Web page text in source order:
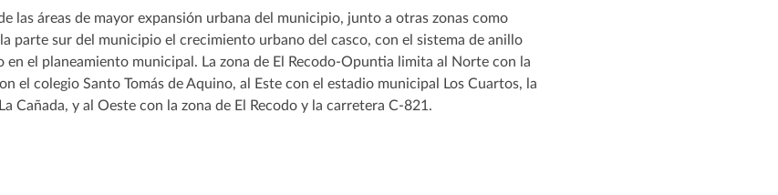
las áreas de mayor expansión urbana del municipio, junto a otras zonas como
parte sur del municipio el crecimiento urbano del casco, con el sistema de anillo
el planeamiento municipal. La zona de El Recodo-Opuntia limita al Norte con la
el colegio Santo Tomás de Aquino, al Este con el estadio municipal Los Cuartos, la
Cañada, y al Oeste con la zona de El Recodo y la carretera C-821.